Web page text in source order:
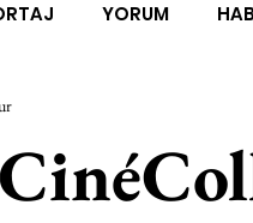
YORUM
YEL TOZ PORTRELER